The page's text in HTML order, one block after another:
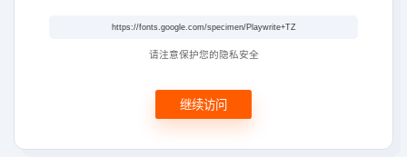
请注意保护您的隐私安全
继续访问